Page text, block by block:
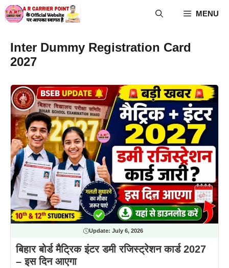
Skip
to
MENU
Inter Dummy Registration Card
2027
Update: July 6, 2026
बिहार बोर्ड मैट्रिक इंटर डमी रजिस्ट्रेशन कार्ड 2027
– इस दिन आएगा